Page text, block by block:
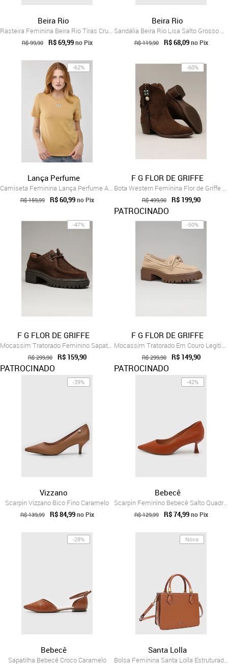
Beira Rio
Rasteira Feminina Beira Rio Tiras Cruzad...
R$ 99,90 R$ 69,99 no Pix
Beira Rio
Sandália Beira Rio Lisa Salto Grosso Caramelo
R$ 119,90 R$ 68,09 no Pix
-62%
Lança Perfume
Camiseta Feminina Lança Perfume Aplicaçã...
R$ 159,99 R$ 60,99 no Pix
-60%
F G FLOR DE GRIFFE
Bota Western Feminina Flor de Griffe Em ...
R$ 499,90 R$ 199,90
PATROCINADO
-47%
F G FLOR DE GRIFFE
Mocassim Tratorado Feminino Sapato Em Co...
R$ 299,90 R$ 159,90
PATROCINADO
-50%
F G FLOR DE GRIFFE
Mocassim Tratorado Em Couro Legítimo Are...
R$ 299,90 R$ 149,90
PATROCINADO
-39%
Vizzano
Scarpin Vizzano Bico Fino Caramelo
R$ 139,99 R$ 84,99 no Pix
-42%
Bebecê
Scarpin Feminino Bebecê Salto Quadrado B...
R$ 129,99 R$ 74,99 no Pix
-28%
Bebecê
Sapatilha Bebecê Croco Caramelo
Novo
Santa Lolla
Bolsa Feminina Santa Lolla Estruturada Caramelo